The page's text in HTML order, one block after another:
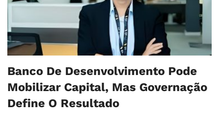
Banco De Desenvolvimento Pode
Mobilizar Capital, Mas Governação
Define O Resultado